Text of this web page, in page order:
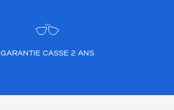
GARANTIE CASSE 2 ANS